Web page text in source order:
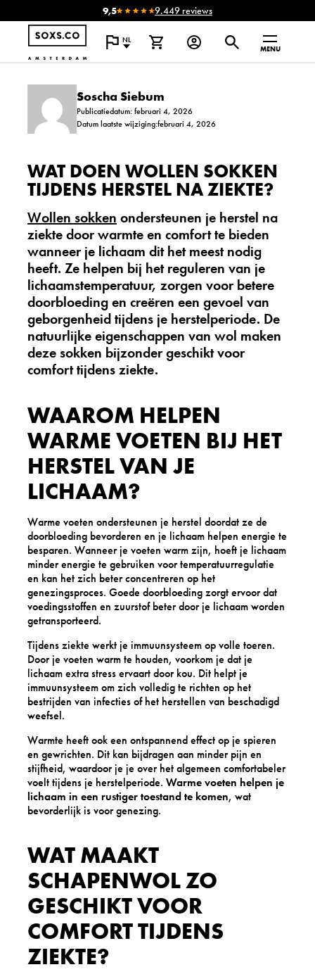
9,5 9.449 reviews
NL
MENU
Soscha Siebum
Publicatiedatum: februari 4, 2026
Datum laatste wijziging:februari 4, 2026
WAT DOEN WOLLEN SOKKEN
TIJDENS HERSTEL NA ZIEKTE?
Wollen sokken ondersteunen je herstel na
ziekte door warmte en comfort te bieden
wanneer je lichaam dit het meest nodig
heeft. Ze helpen bij het reguleren van je
lichaamstemperatuur, zorgen voor betere
doorbloeding en creëren een gevoel van
geborgenheid tijdens je herstelperiode. De
natuurlijke eigenschappen van wol maken
deze sokken bijzonder geschikt voor
comfort tijdens ziekte.
WAAROM HELPEN
WARME VOETEN BIJ HET
HERSTEL VAN JE
LICHAAM?
Warme voeten ondersteunen je herstel doordat ze de
doorbloeding bevorderen en je lichaam helpen energie te
besparen. Wanneer je voeten warm zijn, hoeft je lichaam
minder energie te gebruiken voor temperatuurregulatie
en kan het zich beter concentreren op het
genezingsproces. Goede doorbloeding zorgt ervoor dat
voedingsstoffen en zuurstof beter door je lichaam worden
getransporteerd.
Tijdens ziekte werkt je immuunsysteem op volle toeren.
Door je voeten warm te houden, voorkom je dat je
lichaam extra stress ervaart door kou. Dit helpt je
immuunsysteem om zich volledig te richten op het
bestrijden van infecties of het herstellen van beschadigd
weefsel.
Warmte heeft ook een ontspannend effect op je spieren
en gewrichten. Dit kan bijdragen aan minder pijn en
stijfheid, waardoor je je over het algemeen comfortabeler
voelt tijdens je herstelperiode. Warme voeten helpen je
lichaam in een rustiger toestand te komen, wat
bevorderlijk is voor genezing.
WAT MAAKT
SCHAPENWOL ZO
GESCHIKT VOOR
COMFORT TIJDENS
ZIEKTE?